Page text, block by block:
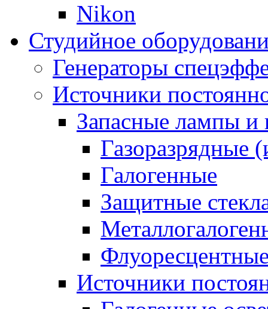
Nikon
Студийное
Генераторы
Источники
Запасные лампы и
Газоразрядные
Галогенные
Защитные
Источники